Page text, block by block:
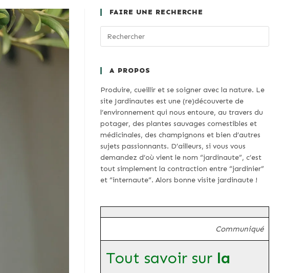
FAIRE UNE RECHERCHE
A PROPOS
Produire, cueillir et se soigner avec la nature. Le
site Jardinautes est une (re)découverte de
l’environnement qui nous entoure, au travers du
potager, des plantes sauvages comestibles et
médicinales, des champignons et bien d’autres
sujets passionnants. D’ailleurs, si vous vous
demandez d’où vient le nom “jardinaute”, c’est
tout simplement la contraction entre “jardinier”
et “internaute”. Alors bonne visite jardinaute !
Communiqué
Tout savoir sur la